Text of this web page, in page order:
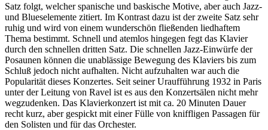
Satz folgt, welcher spanische und baskische Motive, aber auch Jazz-
und Blueselemente zitiert. Im Kontrast dazu ist der zweite Satz sehr
ruhig und wird von einem wunderschön fließenden liedhaftem
Thema bestimmt. Schnell und atemlos hingegen fegt das Klavier
durch den schnellen dritten Satz. Die schnellen Jazz-Einwürfe der
Posaunen können die unablässige Bewegung des Klaviers bis zum
Schluß jedoch nicht aufhalten. Nicht aufzuhalten war auch die
Popularität dieses Konzertes. Seit seiner Uraufführung 1932 in Paris
unter der Leitung von Ravel ist es aus den Konzertsälen nicht mehr
wegzudenken. Das Klavierkonzert ist mit ca. 20 Minuten Dauer
recht kurz, aber gespickt mit einer Fülle von kniffligen Passagen für
den Solisten und für das Orchester.